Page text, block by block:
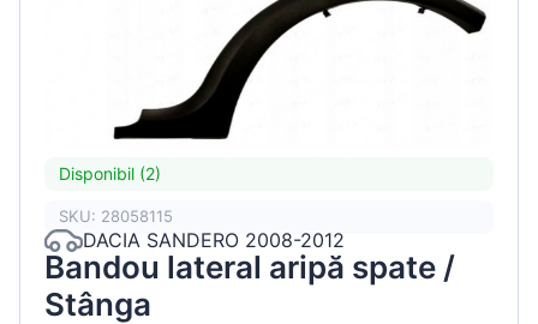
Disponibil (2)
SKU: 28058115
DACIA SANDERO 2008-2012
Bandou lateral aripă spate /
Stânga